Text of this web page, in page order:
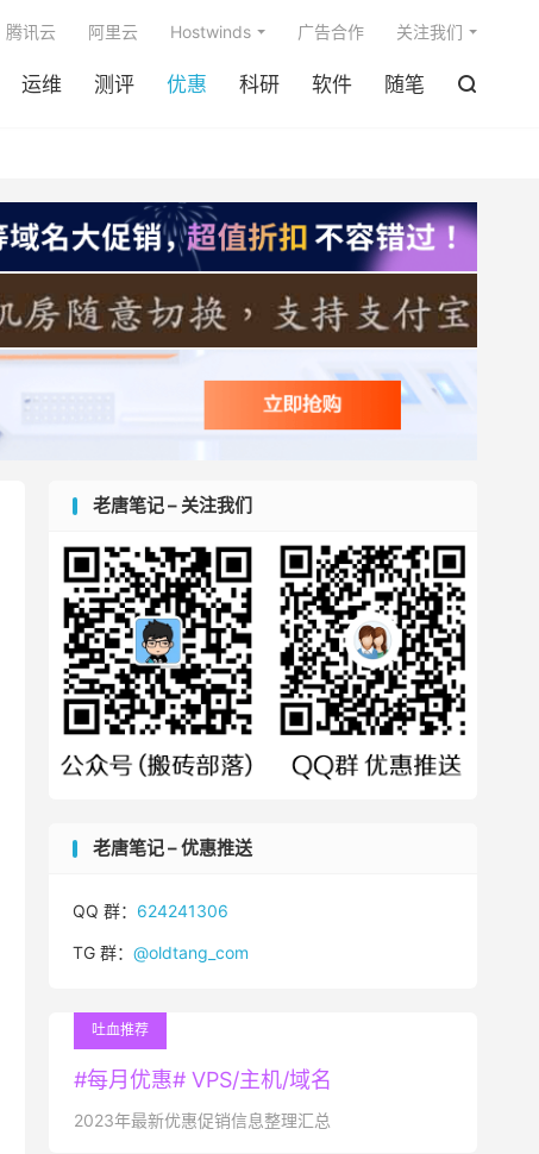
运维 测评 优惠 科研 软件 随笔 
腾讯云 阿里云 Hostwinds 广告合作 关注我们
老唐笔记 – 关注我们
老唐笔记 – 优惠推送
QQ 群： 624241306
TG 群： @oldtang_com
吐血推荐
#每月优惠# VPS/主机/域名
2023年最新优惠促销信息整理汇总